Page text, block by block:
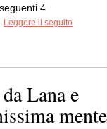
4
Leggere il seguito
Lana e
mente